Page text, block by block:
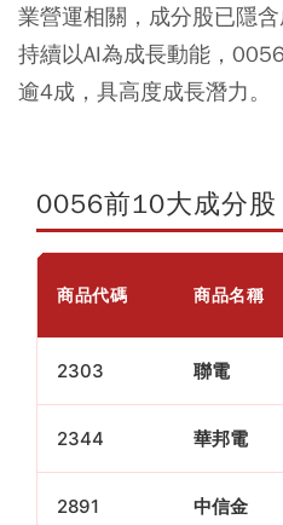
業營運相關，成分股已隱
持續以AI為成長動能，
逾4成，具高度成長潛力。
0056前10大成分股
商品代碼 商品名稱
2303 聯電
2344 華邦電
2891 中信金